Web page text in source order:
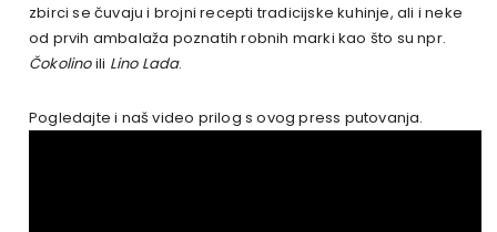
zbirci se čuvaju i brojni recepti tradicijske kuhinje, ali i neke
od prvih ambalaža poznatih robnih marki kao što su npr.
Čokolinoili Lino Lada.
Pogledajte i naš video prilog s ovog press putovanja.